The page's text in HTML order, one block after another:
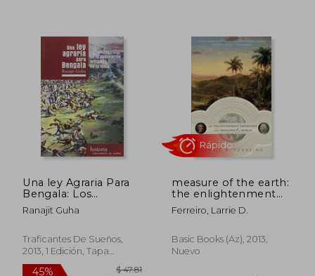
$ 54.74
Una ley Agraria Para
Bengala: Los
Comienzos de la
Dominación Británica
Ranajit Guha
Traficantes De Sueños,
2013, 1 Edición, Tapa
Blanda, Nuevo
measure of the earth:
the enlightenment
expedition that
reshaped our world
Ferreiro, Larrie D.
Basic Books (az), 2013,
Nuevo